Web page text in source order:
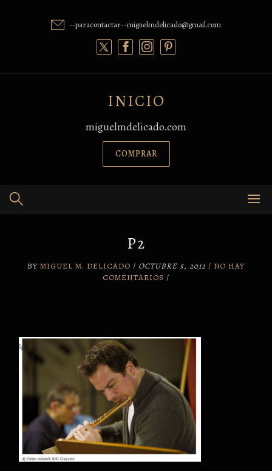
--paracontactar--miguelmdelicado@gmail.com
INICIO
miguelmdelicado.com
COMPRAR
P2
BY MIGUEL M. DELICADO / OCTUBRE 5, 2012 / NO HAY
COMENTARIOS /